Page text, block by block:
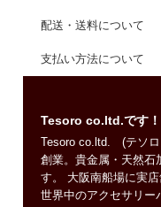
配送・送料について
支払い方法について
Tesoro co.ltd.です！
Tesoro co.ltd. (テソ
創業。貴金属・天然石
す。 大阪南船場に実
世界中のアクセサリー